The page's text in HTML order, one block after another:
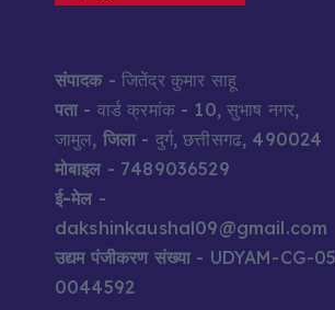
संपादक- जितेंद्र कुमार साहू
पता- वार्ड क्रमांक - 10, सुभाष नगर,
जामुल, जिला- दुर्ग, छत्तीसगढ, 490024
मोबाइल - 7489036529
ई-मेल -
dakshinkaushal09@gmail.com
उद्यम पंजीकरण संख्या- UDYAM-CG-
0044592